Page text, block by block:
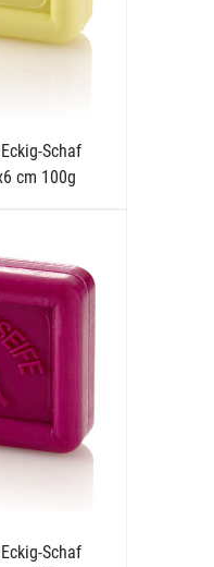
Schaf
cm 100g
Schaf